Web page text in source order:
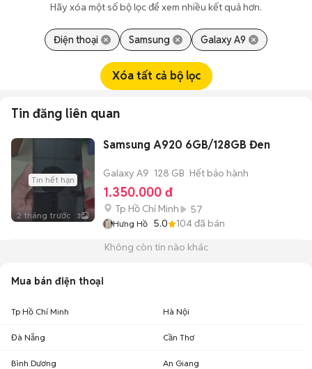
Hãy xóa một số bộ lọc để xem nhiều kết quả hơn.
Điện thoại Samsung Galaxy A9
Xóa tất cả bộ lọc
Tin đăng liên quan
Tin hết hạn
2 tháng trước 3
Samsung A920 6GB/128GB Đen
Galaxy A9 128 GB Hết bảo hành
1.350.000 đ
Tp Hồ Chí Minh 57
Hưng Hồ 5.0 104đã bán
Không còn tin nào khác
Mua bán điện thoại
Tp Hồ Chí Minh Hà Nội
Đà Nẵng Cần Thơ
Bình Dương
An Giang